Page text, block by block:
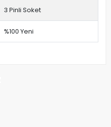
3 Pinli Soket
%100 Yeni